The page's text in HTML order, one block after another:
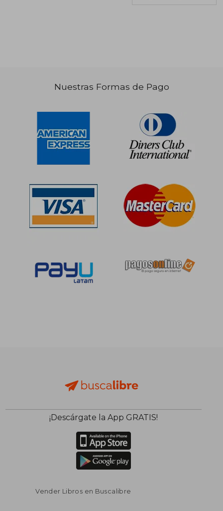
Nuestras Formas de Pago
¡Descárgate la App GRATIS!
Vender Libros en Buscalibre